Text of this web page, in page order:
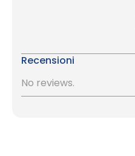
Recensioni
No reviews.